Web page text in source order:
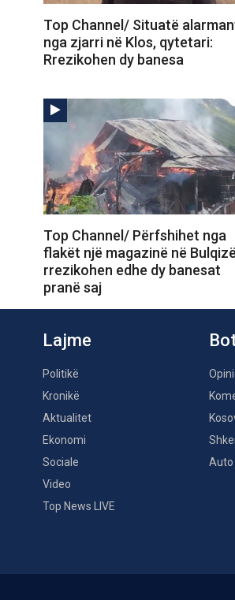
Top Channel/ Situatë
nga zjarri në Klos, qytetari:
Rrezikohen dy banesa
Top Channel/ Përfshihet nga
flakët një magazinë në
rrezikohen edhe dy banesat
pranë saj
Lajme
Politikë
Kronikë
Aktualitet
Ekonomi
Sociale
Video
Top News LIVE
Auto